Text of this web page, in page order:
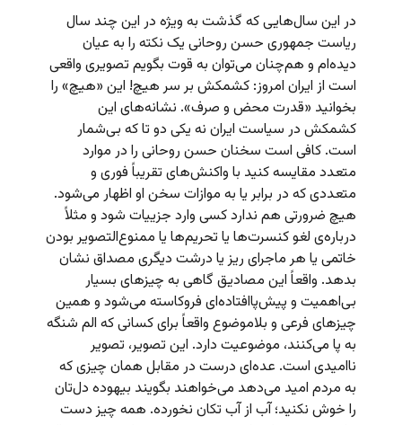
در این سال‌هایی که گذشت به ویژه در این چند سال
ریاست جمهوری حسن روحانی یک نکته را به عیان
دیده‌ام و هم‌چنان می‌توان به قوت بگویم تصویری واقعی
است از ایران امروز: کشمکش بر سر هیچ! این «هیچ» را
بخوانید «قدرت محض و صرف». نشانه‌های این
کشمکش در سیاست ایران نه یکی دو تا که بی‌شمار
است. کافی است سخنان حسن روحانی را در موارد
متعدد مقایسه کنید با واکنش‌های تقریباً فوری و
متعددی که در برابر یا به موازات سخن او اظهار می‌شود.
هیچ ضرورتی هم ندارد کسی وارد جزییات شود و مثلاً
درباره‌ی لغو کنسرت‌ها یا تحریم‌ها یا ممنوع‌التصویر بودن
خاتمی یا هر ماجرای ریز یا درشت دیگری مصداق نشان
بدهد. واقعاً این مصادیق گاهی به چیزهای بسیار
بی‌اهمیت و پیش‌پاافتاده‌ای فروکاسته می‌شود و همین
چیزهای فرعی و بلاموضوع واقعاً برای کسانی که الم شنگه
به پا می‌کنند، موضوعیت دارد. این تصویر، تصویر
ناامیدی است. عده‌ای درست در مقابل همان چیزی که
به مردم امید می‌دهد می‌خواهند بگویند بیهوده دل‌تان
را خوش نکنید؛ آب از آب تکان نخورده. همه چیز دست